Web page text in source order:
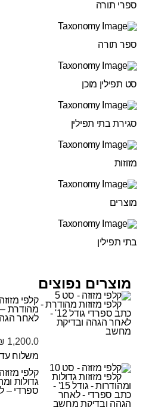
ספרי תורה
ספר תורה
סט תפילין מוכן
סגירת בתי תפילין
מזוזות
מוצרים
בתי תפילין
מוצרים נפוצים
לאחר
1,200.0
משלוח עד
ספרדי –